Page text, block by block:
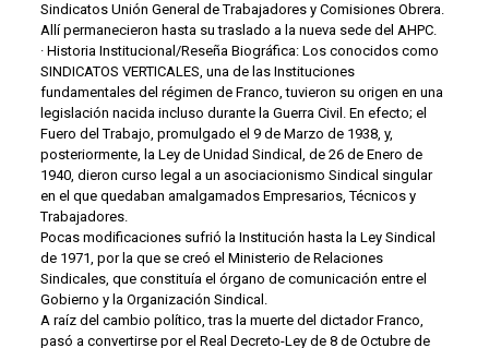
Sindicatos Unión General de Trabajadores y Comisiones Obrera.
Allí permanecieron hasta su traslado a la nueva sede del AHPC.
· Historia Institucional/Reseña Biográfica: Los conocidos como
SINDICATOS VERTICALES, una de las Instituciones
fundamentales del régimen de Franco, tuvieron su origen en una
legislación nacida incluso durante la Guerra Civil. En efecto; el
Fuero del Trabajo, promulgado el 9 de Marzo de 1938, y,
posteriormente, la Ley de Unidad Sindical, de 26 de Enero de
1940, dieron curso legal a un asociacionismo Sindical singular
en el que quedaban amalgamados Empresarios, Técnicos y
Trabajadores.
Pocas modificaciones sufrió la Institución hasta la Ley Sindical
de 1971, por la que se creó el Ministerio de Relaciones
Sindicales, que constituía el órgano de comunicación entre el
Gobierno y la Organización Sindical.
A raíz del cambio político, tras la muerte del dictador Franco,
pasó a convertirse por el Real Decreto-Ley de 8 de Octubre de